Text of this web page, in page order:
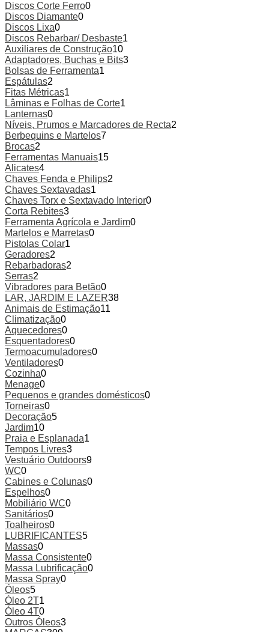
Discos Corte Ferro0
Discos Diamante0
Discos Lixa0
Discos Rebarbar/ Desbaste1
Auxiliares de Construção10
Adaptadores, Buchas e Bits3
Bolsas de Ferramenta1
Espátulas2
Fitas Métricas1
Lâminas e Folhas de Corte1
Lanternas0
Níveis, Prumos e Marcadores de Recta2
Berbequins e Martelos7
Brocas2
Ferramentas Manuais15
Alicates4
Chaves Fenda e Philips2
Chaves Sextavadas1
Chaves Torx e Sextavado Interior0
Corta Rebites3
Ferramenta Agrícola e Jardim0
Martelos e Marretas0
Pistolas Colar1
Geradores2
Rebarbadoras2
Serras2
Vibradores para Betão0
LAR, JARDIM E LAZER38
Animais de Estimação11
Climatização0
Aquecedores0
Esquentadores0
Termoacumuladores0
Ventiladores0
Cozinha0
Menage0
Pequenos e grandes domésticos0
Torneiras0
Decoração5
Jardim10
Praia e Esplanada1
Tempos Livres3
Vestuário Outdoors9
WC0
Cabines e Colunas0
Espelhos0
Mobiliário WC0
Sanitários0
Toalheiros0
LUBRIFICANTES5
Massas0
Massa Consistente0
Massa Lubrificação0
Massa Spray0
Óleos5
Óleo 2T1
Óleo 4T0
Outros Óleos3